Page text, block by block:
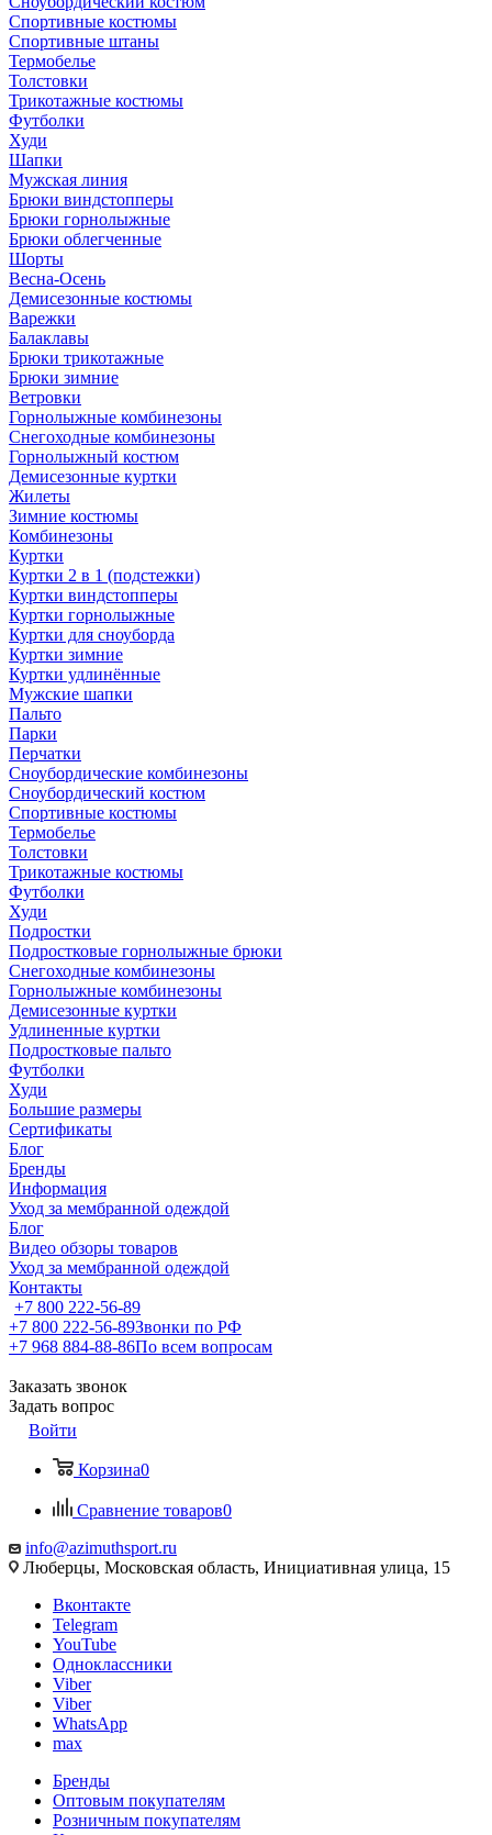
Спортивные костюмы
Спортивные штаны
Термобелье
Толстовки
Трикотажные костюмы
Футболки
Худи
Шапки
Мужская линия
Брюки виндстопперы
Брюки горнолыжные
Брюки облегченные
Шорты
Весна-Осень
Демисезонные костюмы
Варежки
Балаклавы
Брюки трикотажные
Брюки зимние
Ветровки
Горнолыжные комбинезоны
Снегоходные комбинезоны
Горнолыжный костюм
Демисезонные куртки
Жилеты
Зимние костюмы
Комбинезоны
Куртки
Куртки 2 в 1 (подстежки)
Куртки виндстопперы
Куртки горнолыжные
Куртки для сноуборда
Куртки зимние
Куртки удлинённые
Мужские шапки
Пальто
Парки
Перчатки
Сноубордические комбинезоны
Сноубордический костюм
Спортивные костюмы
Термобелье
Толстовки
Трикотажные костюмы
Футболки
Худи
Подростки
Подростковые горнолыжные брюки
Снегоходные комбинезоны
Горнолыжные комбинезоны
Демисезонные куртки
Удлиненные куртки
Подростковые пальто
Футболки
Худи
Большие размеры
Сертификаты
Блог
Бренды
Информация
Уход за мембранной одеждой
Блог
Видео обзоры товаров
Уход за мембранной одеждой
Контакты
+7 800 222-56-89
+7 800 222-56-89Звонки по РФ
+7 968 884-88-86По всем вопросам
Заказать звонок
Задать вопрос
Войти
Корзина0
Сравнение товаров0
info@azimuthsport.ru
Люберцы, Московская область, Инициативная улица, 15
Вконтакте
Telegram
YouTube
Одноклассники
Viber
Viber
WhatsApp
max
Бренды
Оптовым покупателям
Розничным покупателям